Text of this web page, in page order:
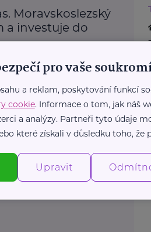
Moravskoslezský
a investuje do
a pomocpro vaše
a reklam, poskytování funkcí
cookie. Informace o tom, jak náš
a analýzy. Partneři tyto údaje
které získali v důsledku toho, že
Upravit